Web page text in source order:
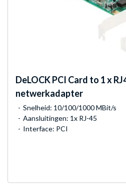
DeLOCKPCI Card to 1 x
netwerkadapter
Snelheid: 10/100/1000 MBit/s
Aansluitingen: 1x RJ-45
Interface: PCI